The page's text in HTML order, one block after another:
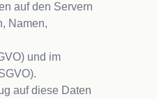
auf den Servern
Namen,
und im
auf diese Daten